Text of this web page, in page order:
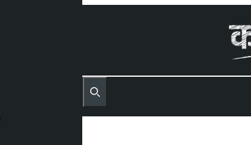
Recent NewsTrending News
Search